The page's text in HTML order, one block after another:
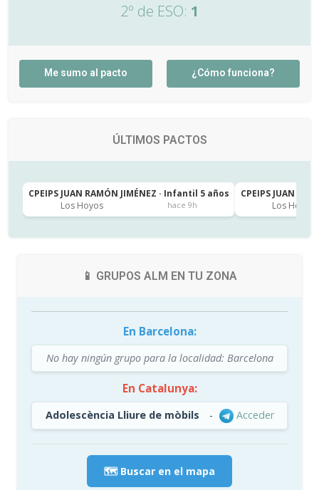
2º de ESO: 1
Me sumo al pacto ¿Cómo funciona?
ÚLTIMOS PACTOS
CPEIPS JUAN RAMÓN JIMÉNEZ · Infantil 5 años
Los Hoyos
hace 9h
CPEIPS JUAN
Los Hoyos
📱 GRUPOS ALM EN TU ZONA
En Barcelona:
No hay ningún grupo para la localidad: Barcelona
En Catalunya:
Adolescència Lliure de mòbils - Acceder
🗺️ Buscar en el mapa